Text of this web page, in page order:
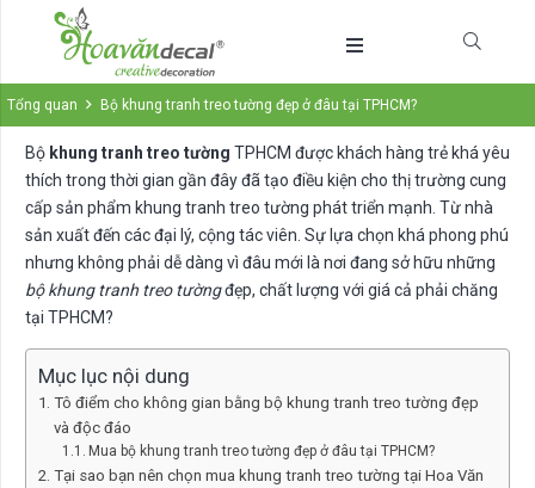
Tổng quan Bộ khung tranh treo tường đẹp ở đâu tại TPHCM?
Bộ khung tranh treo tường TPHCM được khách hàng trẻ khá yêu
thích trong thời gian gần đây đã tạo điều kiện cho thị trường cung
cấp sản phẩm khung tranh treo tường phát triển mạnh. Từ nhà
sản xuất đến các đại lý, cộng tác viên. Sự lựa chọn khá phong phú
nhưng không phải dễ dàng vì đâu mới là nơi đang sở hữu những
bộ khung tranh treo tườngđẹp, chất lượng với giá cả phải chăng
tại TPHCM?
Mục lục nội dung
Tô điểm cho không gian bằng bộ khung tranh treo tường đẹp
và độc đáo
Mua bộ khung tranh treo tường đẹp ở đâu tại TPHCM?
Tại sao bạn nên chọn mua khung tranh treo tường tại Hoa Văn